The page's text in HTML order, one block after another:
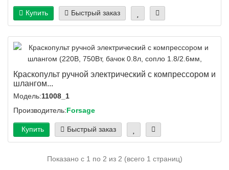
Купить Быстрый заказ
Краскопульт ручной электрический с компрессором и
шлангом...
Модель:11008_1
Производитель:Forsage
Купить Быстрый заказ
Показано с 1 по 2 из 2 (всего 1 страниц)